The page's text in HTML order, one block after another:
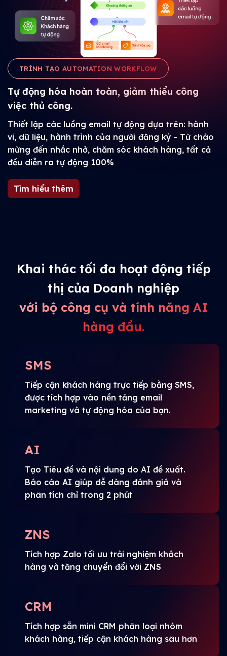
TRÌNH TẠO AUTOMATION WORKFLOW
Tự động hóa hoàn toàn, giảm thiểu công
việc thủ công.
Thiết lập các luồng email tự động dựa trên: hành
vi, dữ liệu, hành trình của người đăng ký - Từ chào
mừng đến nhắc nhở, chăm sóc khách hàng, tất cả
đều diễn ra tự động 100%
Tìm hiểu thêm
Khai thác tối đa hoạt động tiếp
thị của Doanh nghiệp
với bộ công cụ và tính năng AI
hàng đầu.
SMS
Tiếp cận khách hàng trực tiếp bằng SMS,
được tích hợp vào nền tảng email
marketing và tự động hóa của bạn.
AI
Tạo Tiêu đề và nội dung do AI đề xuất.
Báo cáo AI giúp dễ dàng đánh giá và
phân tích chỉ trong 2 phút
ZNS
Tích hợp Zalo tối ưu trải nghiệm khách
hàng và tăng chuyển đổi với ZNS
CRM
Tích hợp sẵn mini CRM phân loại nhóm
khách hàng, tiếp cận khách hàng sâu hơn